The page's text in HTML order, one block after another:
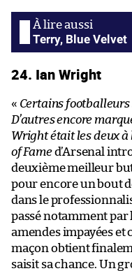
Terry, Blue Velvet
24. Ian Wright
« Certains
D’autres encore
Wright était les deux à
of Famed’Arsenal
deuxième meilleur
pour encore un bout
dans le
passé ​notamment ​par
amendes impayées et
maçon obtient
saisit sa chance. Un